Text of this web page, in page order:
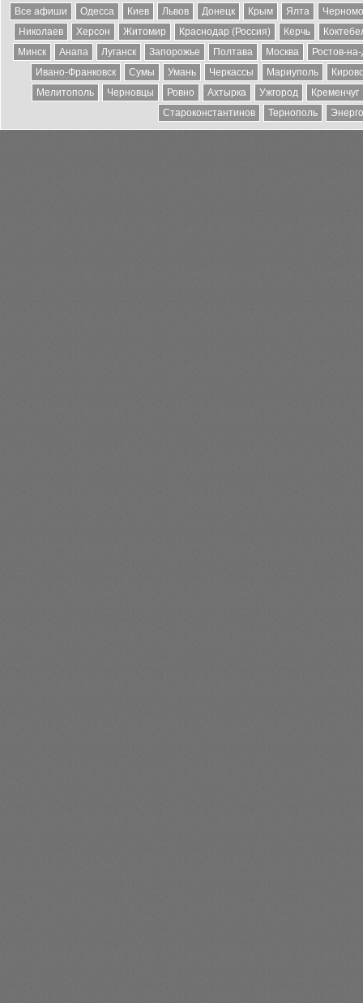
Все афиши Одесса Киев Львов Донецк Крым Ялта
Николаев
Херсон Житомир Краснодар (Россия) Керчь
Минск
Анапа Луганск Запорожье Полтава Москва
Ростов-
Ивано-Франковск
Сумы Умань Черкассы Мариуполь
Мелитополь
Черновцы Ровно Ахтырка Ужгород
Кременчуг
Староконстантинов
Тернополь